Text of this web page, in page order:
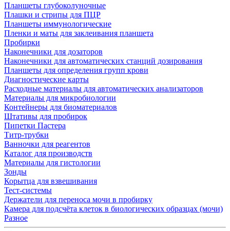
Планшеты глубоколуночные
Плашки и стрипы для ПЦР
Планшеты иммунологические
Пленки и маты для заклеивания планшета
Пробирки
Наконечники для дозаторов
Наконечники для автоматических станций дозирования
Планшеты для определения групп крови
Диагностические карты
Расходные материалы для автоматических анализаторов
Материалы для микробиологии
Контейнеры для биоматериалов
Штативы для пробирок
Пипетки Пастера
Титр-трубки
Ванночки для реагентов
Каталог для производств
Материалы для гистологии
Зонды
Корытца для взвешивания
Тест-системы
Держатели для переноса мочи в пробирку
Камера для подсчёта клеток в биологических образцах (мочи)
Разное